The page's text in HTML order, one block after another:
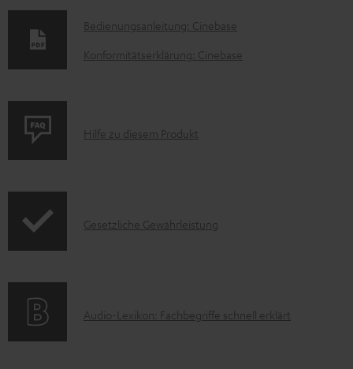
D
o
e
e
H
Bedienungsanleitung: Cinebase
Konformitätserklärung: Cinebase
P
u
A
Hilfe zu diesem Produkt
I
r
Gesetzliche Gewährleistung
A
Audio-Lexikon: Fachbegriffe schnell erklärt